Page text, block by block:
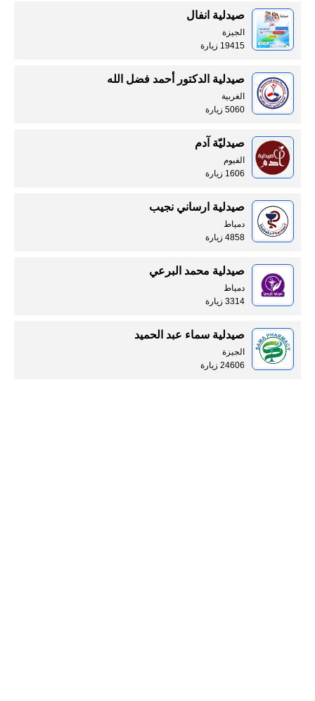
صيدلية انفال
الجيزة
19415 زيارة
صيدلية الدكتور أحمد فضل الله
الغربية
5060 زيارة
صيدليّة آدم
الفيوم
1606 زيارة
صيدلية ارساني نجيب
دمياط
4858 زيارة
صيدلية محمد البرعي
دمياط
3314 زيارة
صيدلية سماء عبد الحميد
الجيزة
24606 زيارة